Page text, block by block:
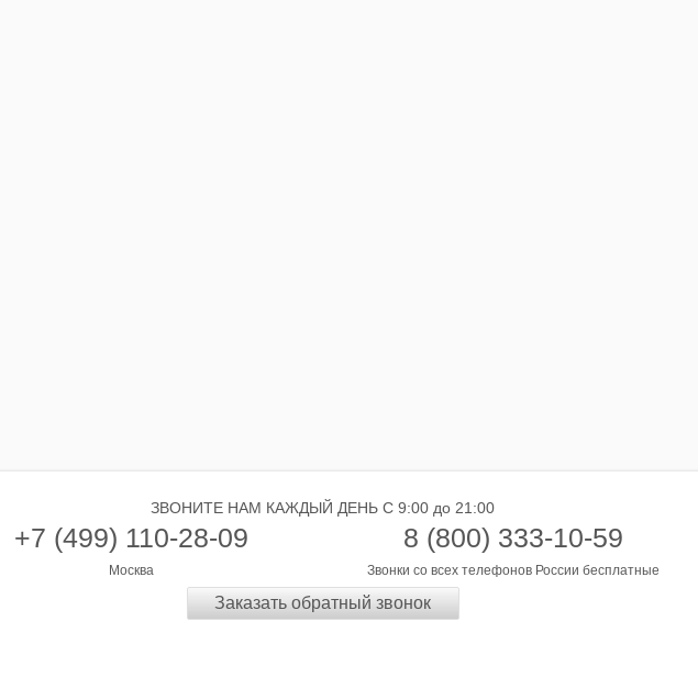
ЗВОНИТЕ НАМ КАЖДЫЙ ДЕНЬ С 9:00 до 21:00
+7 (499) 110-28-09
Москва
8 (800) 333-10-59
Звонки со всех телефонов России бесплатные
Заказать обратный звонок